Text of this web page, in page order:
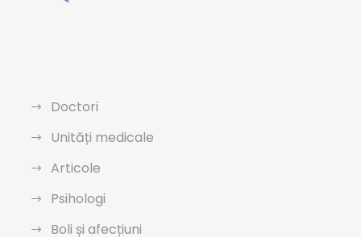
Doctori
Unități medicale
Articole
Psihologi
Boli și afecțiuni